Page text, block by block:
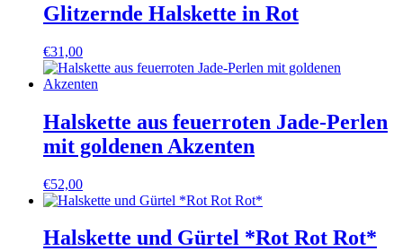
Glitzernde Halskette in Rot
€31,00
Halskette aus feuerroten Jade-Perlen
mit goldenen Akzenten
€52,00
Halskette und Gürtel *Rot Rot Rot*